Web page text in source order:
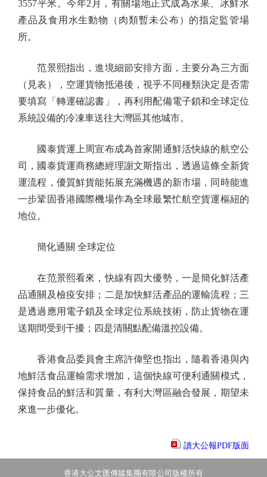
3557平米。今年2月，有關場地正式成為水果、冰鮮水
產品及食用水生動物（肉類暫未公布）的指定監管場
所。
范景熙指出，進境細節安排方面，主要分為三方面
（見表），空運貨物抵港後，視乎不同種類決定是否需
要填寫「轉運確認書」，再利用配備電子鎖和全球定位
系統設備的冷凍車送往大灣區其他城市。
國泰貨運上周宣布成為首家開通鮮活快線的航空公
司，國泰貨運商務總經理謝文斯指出，透過這條全新貨
運流程，優質鮮貨能拓展充滿機遇的新市場，同時能進
一步鞏固香港國際機場作為全球最繁忙航空貨運樞紐的
地位。
簡化通關 全球定位
在范景熙看來，快線有四大優勢，一是簡化鮮活產
品通關及檢疫安排；二是加快鮮活產品的運輸流程；三
是透過應用電子鎖及全球定位系統技術，防止貨物在運
送期間受到干擾；四是清關點配備溫控設備。
香港食品委員會主席許偉堅也指出，隨着香港與內
地鮮活食品運輸需求增加，這個快線可便利通關模式，
保持食品的鮮活和質量，有利大灣區融合發展，期望未
來進一步優化。
讀大公報PDF版面
香港大公文匯傳媒集團有限公司版權所有